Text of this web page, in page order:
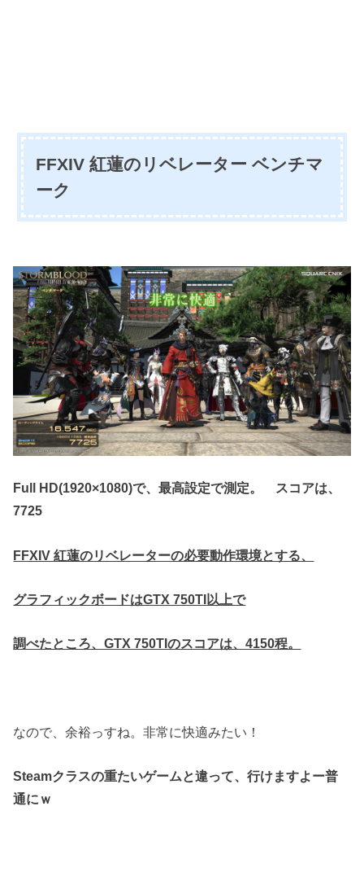
FFXIV 紅蓮のリベレーター ベンチマ
ーク
Full HD(1920×1080)で、最高設定で測定。 スコアは、
7725
FFXIV 紅蓮のリベレーターの必要動作環境とする、
グラフィックボードはGTX 750TI以上で
調べたところ、GTX 750TIのスコアは、4150程。
なので、余裕っすね。非常に快適みたい！
Steamクラスの重たいゲームと違って、行けますよー普
通にｗ